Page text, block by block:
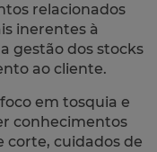
relacionados
inerentes à
gestão dos stocks
ao cliente.
em tosquia e
conhecimentos
corte, cuidados de